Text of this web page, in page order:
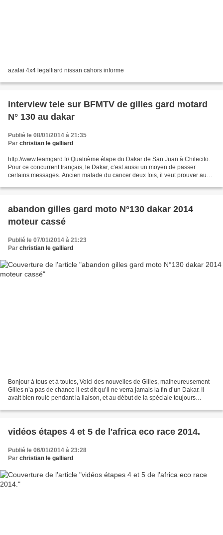
azalai 4x4 legalliard nissan cahors informe
interview tele sur BFMTV de gilles gard motard
N° 130 au dakar
Publié le 08/01/2014 à 21:35
Par christian le galliard
http://www.teamgard.fr/ Quatrième étape du Dakar de San Juan à Chilecito.
Pour ce concurrent français, le Dakar, c’est aussi un moyen de passer
certains messages. Ancien malade du cancer deux fois, il veut prouver au
abandon gilles gard moto N°130 dakar 2014
moteur cassé
Publié le 07/01/2014 à 21:23
Par christian le galliard
Bonjour à tous et à toutes, Voici des nouvelles de Gilles, malheureusement
Gilles n’a pas de chance il est dit qu’il ne verra jamais la fin d’un Dakar. Il
avait bien roulé pendant la liaison, et au début de la spéciale toujours
vidéos étapes 4 et 5 de l'africa eco race 2014.
Publié le 06/01/2014 à 23:28
Par christian le galliard